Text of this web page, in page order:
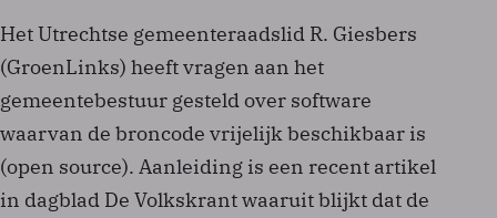
Het Utrechtse gemeenteraadslid R. Giesbers
(GroenLinks) heeft vragen aan het
gemeentebestuur gesteld over software
waarvan de broncode vrijelijk beschikbaar is
(open source). Aanleiding is een recent artikel
in dagblad De Volkskrant waaruit blijkt dat de